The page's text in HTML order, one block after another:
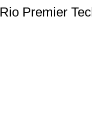
Rio Premier